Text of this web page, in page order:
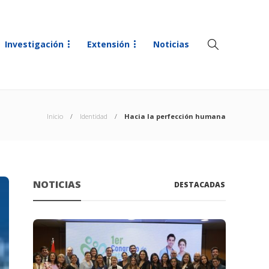
Investigación Extensión Noticias
Inicio Identidad Hacia la perfección humana
NOTICIAS DESTACADAS